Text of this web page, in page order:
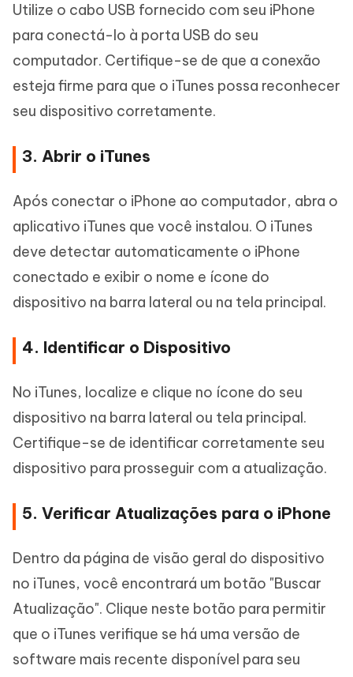
Utilize o cabo USB fornecido com seu iPhone
para conectá-lo à porta USB do seu
computador. Certifique-se de que a conexão
esteja firme para que o iTunes possa reconhecer
seu dispositivo corretamente.
3. Abrir o iTunes
Após conectar o iPhone ao computador, abra o
aplicativo iTunes que você instalou. O iTunes
deve detectar automaticamente o iPhone
conectado e exibir o nome e ícone do
dispositivo na barra lateral ou na tela principal.
4. Identificar o Dispositivo
No iTunes, localize e clique no ícone do seu
dispositivo na barra lateral ou tela principal.
Certifique-se de identificar corretamente seu
dispositivo para prosseguir com a atualização.
5. Verificar Atualizações para o iPhone
Dentro da página de visão geral do dispositivo
no iTunes, você encontrará um botão "Buscar
Atualização". Clique neste botão para permitir
que o iTunes verifique se há uma versão de
software mais recente disponível para seu